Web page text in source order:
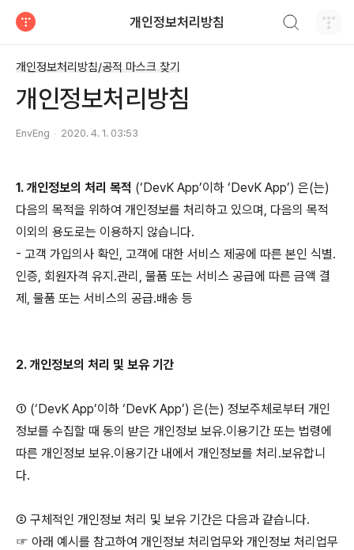
개인정보처리방침
개인정보처리방침/공적 마스크 찾기
개인정보처리방침
EnvEng 2020. 4. 1. 03:53
1. 개인정보의 처리 목적 (‘DevK App’이하 ‘DevK App’) 은(는)
다음의 목적을 위하여 개인정보를 처리하고 있으며, 다음의 목적
이외의 용도로는 이용하지 않습니다.
- 고객 가입의사 확인, 고객에 대한 서비스 제공에 따른 본인 식별.
인증, 회원자격 유지.관리, 물품 또는 서비스 공급에 따른 금액 결
제, 물품 또는 서비스의 공급.배송 등
2. 개인정보의 처리 및 보유 기간
① (‘DevK App’이하 ‘DevK App’) 은(는) 정보주체로부터 개인
정보를 수집할 때 동의 받은 개인정보 보유․이용기간 또는 법령에
따른 개인정보 보유․이용기간 내에서 개인정보를 처리․보유합니
다.
② 구체적인 개인정보 처리 및 보유 기간은 다음과 같습니다.
☞ 아래 예시를 참고하여 개인정보 처리업무와 개인정보 처리업무